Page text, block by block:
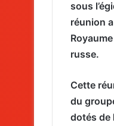
sous
réunion
russe.
Cette
du
dotés de